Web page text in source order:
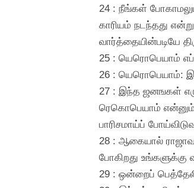
24 : நீங்கள்
காரியம் நடந்தது
வார்த்தையின்படியே
25 : யெரொபெயாம்
26 : யெரொபெயாம்:
27 : இந்த ஜனஙகள்
ரெகொபெயாம்
பாரிசமாய்ப்
28 : ஆகையால்
போகிறது
29 : ஒன்றைப்